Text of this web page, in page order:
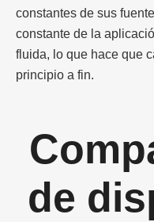
constantes de sus
constante de la
fluida, lo que hace que
principio a fin.
de